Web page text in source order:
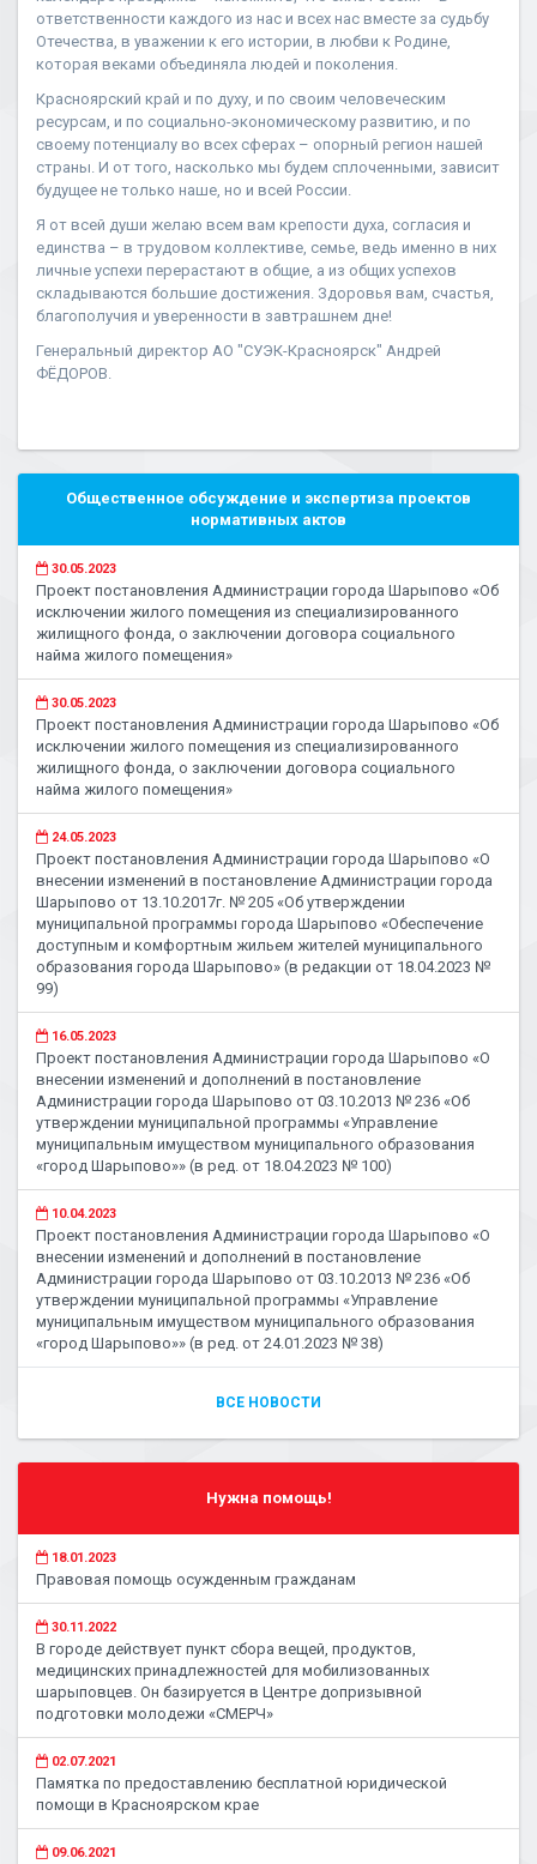
ответственности каждого из нас и всех нас вместе за судьбу
Отечества, в уважении к его истории, в любви к Родине,
которая веками объединяла людей и поколения.
Красноярский край и по духу, и по своим человеческим
ресурсам, и по социально-экономическому развитию, и по
своему потенциалу во всех сферах – опорный регион нашей
страны. И от того, насколько мы будем сплоченными, зависит
будущее не только наше, но и всей России.
Я от всей души желаю всем вам крепости духа, согласия и
единства – в трудовом коллективе, семье, ведь именно в них
личные успехи перерастают в общие, а из общих успехов
складываются большие достижения. Здоровья вам, счастья,
благополучия и уверенности в завтрашнем дне!
Генеральный директор АО "СУЭК-Красноярск" Андрей
ФЁДОРОВ.
Общественное обсуждение и экспертиза проектов
нормативных актов
30.05.2023
Проект постановления Администрации города Шарыпово «Об
исключении жилого помещения из специализированного
жилищного фонда, о заключении договора социального
найма жилого помещения»
30.05.2023
Проект постановления Администрации города Шарыпово «Об
исключении жилого помещения из специализированного
жилищного фонда, о заключении договора социального
найма жилого помещения»
24.05.2023
Проект постановления Администрации города Шарыпово «О
внесении изменений в постановление Администрации города
Шарыпово от 13.10.2017г. № 205 «Об утверждении
муниципальной программы города Шарыпово «Обеспечение
доступным и комфортным жильем жителей муниципального
образования города Шарыпово» (в редакции от 18.04.2023 №
99)
16.05.2023
Проект постановления Администрации города Шарыпово «О
внесении изменений и дополнений в постановление
Администрации города Шарыпово от 03.10.2013 № 236 «Об
утверждении муниципальной программы «Управление
муниципальным имуществом муниципального образования
«город Шарыпово»» (в ред. от 18.04.2023 № 100)
10.04.2023
Проект постановления Администрации города Шарыпово «О
внесении изменений и дополнений в постановление
Администрации города Шарыпово от 03.10.2013 № 236 «Об
утверждении муниципальной программы «Управление
муниципальным имуществом муниципального образования
«город Шарыпово»» (в ред. от 24.01.2023 № 38)
ВСЕ НОВОСТИ
Нужна помощь!
18.01.2023
Правовая помощь осужденным гражданам
30.11.2022
В городе действует пункт сбора вещей, продуктов,
медицинских принадлежностей для мобилизованных
шарыповцев. Он базируется в Центре допризывной
подготовки молодежи «СМЕРЧ»
02.07.2021
Памятка по предоставлению бесплатной юридической
помощи в Красноярском крае
09.06.2021